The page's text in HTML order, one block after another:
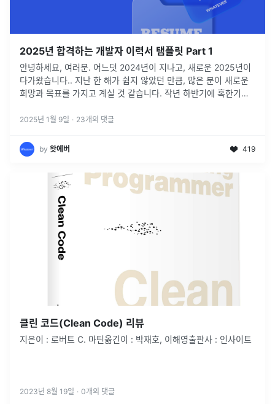
2025년 합격하는 개발자 이력서 탬플릿 Part 1
안녕하세요, 여러분. 어느덧 2024년이 지나고, 새로운 2025년이
다가왔습니다.. 지난 한 해가 쉽지 않았던 만큼, 많은 분이 새로운
희망과 목표를 가지고 계실 것 같습니다. 작년 하반기에 혹한기를
하...
2025년 1월 9일 · 23개의 댓글
by 왓에버 419
클린 코드(Clean Code) 리뷰
지은이 : 로버트 C. 마틴옮긴이 : 박재호, 이해영출판사 : 인사이트
2023년 8월 19일 · 0개의 댓글